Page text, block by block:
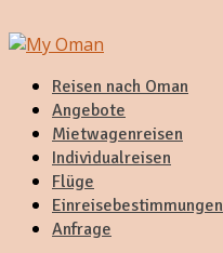
Reisen nach Oman
Angebote
Mietwagenreisen
Individualreisen
Flüge
Einreisebestimmungen
Anfrage